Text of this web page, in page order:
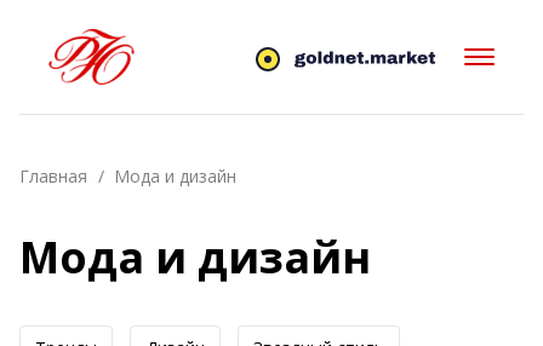
Главная Мода и дизайн
Мода и дизайн